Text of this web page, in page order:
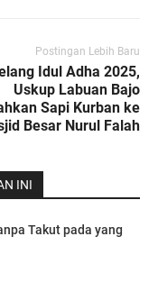
Postingan Lebih Baru
Idul Adha 2025,
Uskup Labuan Bajo
Sapi Kurban ke
Besar Nurul Falah
INI
Takut pada yang